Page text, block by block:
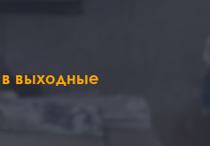
в выходные